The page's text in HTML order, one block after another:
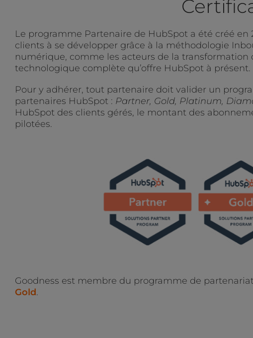
Le programme Partenaire de HubSpot a été créé
clients à se développer grâce à la méthodologie
numérique, comme les acteurs de la
technologique complète qu’offre HubSpot à présent.
Pour y adhérer, tout partenaire doit valider un
partenaires HubSpot : Partner, Gold, Platinum,
HubSpot des clients gérés, le montant des
pilotées.
Goodness est membre du programme de
Gold.